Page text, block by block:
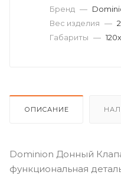
Бренд —
Вес изделия —
Габариты —
ОПИСАНИЕ
Dominion Донный
функциональная